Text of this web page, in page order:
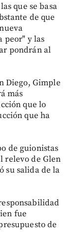
que se basa
de que
peor" y las
pondrán al
Diego, Gimple
más
que lo
que ha
de guionistas
relevo de Glen
su salida de la
fue
de